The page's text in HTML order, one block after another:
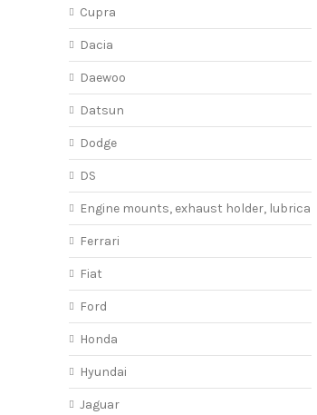
Cupra
Dacia
Daewoo
Datsun
Dodge
DS
Engine mounts, exhaust holder, lubricant
Ferrari
Fiat
Ford
Honda
Hyundai
Jaguar